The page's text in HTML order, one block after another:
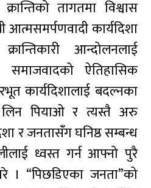
तागतमा विश्वास
कार्यदिशा
आन्दोलनलाई
समाजवादको ऐतिहासिक
कार्यदिशालाई बदल्नका
लिन पियाओ र त्यस्तै अरु
र जनतासँंग घनिष्ठ सम्बन्ध
ध्वस्त गर्न आफ्नो पुरै
। “पिछडिएका जनता”को